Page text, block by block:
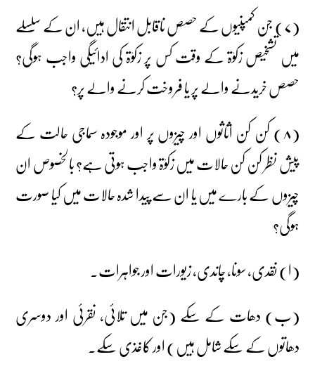
(۷) جن کمپنیوں کے حصص ناقابل انتقال ہیں، ان کے سلسلے
میں تشخیص زکوٰۃ کے وقت کس پر زکوٰۃ کی ادائیگی واجب ہوگی؟
حصص خریدنے والے پر یا فروخت کرنے والے پر؟
(۸) کن کن اثاثوں اور چیزوں پر اور موجودہ سماجی حالت کے
پیش نظر کن کن حالات میں زکوٰۃ واجب ہوتی ہے؟ بالخصوص ان
چیزوں کے بارے میں یا ان سے پیدا شدہ حالات میں کیا صورت
ہوگی؟
(ا) نقدی، سونا، چاندی، زیورات اور جواہرات۔
(ب) دھات کے سکے (جن میں تلائی، نقرئی اور دوسری
دھاتوں کے سکے شامل ہیں) اور کاغذی سکے۔